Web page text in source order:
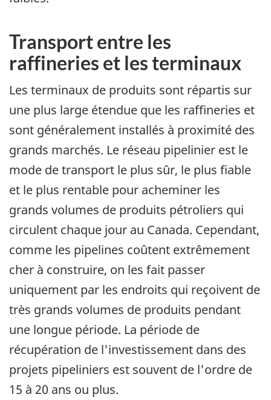
Transport entre les
raffineries et les terminaux
Les terminaux de produits sont répartis sur
une plus large étendue que les raffineries et
sont généralement installés à proximité des
grands marchés. Le réseau pipelinier est le
mode de transport le plus sûr, le plus fiable
et le plus rentable pour acheminer les
grands volumes de produits pétroliers qui
circulent chaque jour au Canada. Cependant,
comme les pipelines coûtent extrêmement
cher à construire, on les fait passer
uniquement par les endroits qui reçoivent de
très grands volumes de produits pendant
une longue période. La période de
récupération de l'investissement dans des
projets pipeliniers est souvent de l'ordre de
15 à 20 ans ou plus.